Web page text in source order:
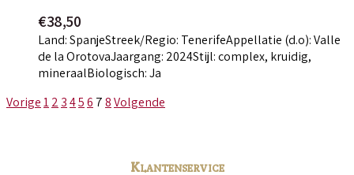
€38,50
Land: SpanjeStreek/Regio: TenerifeAppellatie (d.o): Valle
de la OrotovaJaargang: 2024Stijl: complex, kruidig,
mineraalBiologisch: Ja
Vorige12 3456 78Volgende
Klantenservice